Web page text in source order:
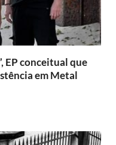
EP conceitual que
em Metal